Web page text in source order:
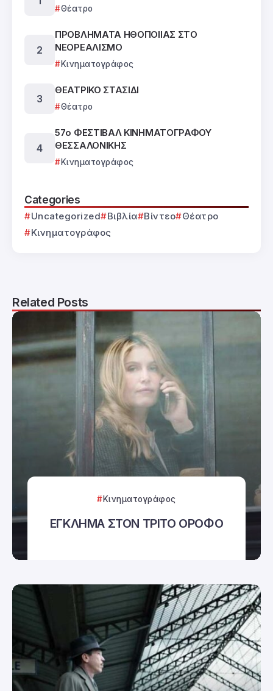
Θέατρο
ΠΡΟΒΛΗΜΑΤΑ ΗΘΟΠΟΙΙΑΣ ΣΤΟ
ΝΕΟΡΕΑΛΙΣΜΟ
Κινηματογράφος
ΘΕΑΤΡΙΚΟ ΣΤΑΣΙΔΙ
Θέατρο
57ο ΦΕΣΤΙΒΑΛ ΚΙΝΗΜΑΤΟΓΡΑΦΟΥ
ΘΕΣΣΑΛΟΝΙΚΗΣ
Κινηματογράφος
Categories
Uncategorized Βιβλία Βίντεο
Θέατρο
Κινηματογράφος
Related Posts
Κινηματογράφος
ΕΓΚΛΗΜΑ ΣΤΟΝ ΤΡΙΤΟ ΟΡΟΦΟ